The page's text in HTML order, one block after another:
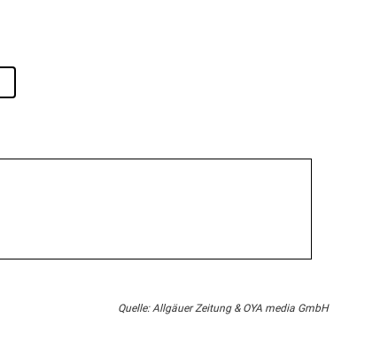
Quelle: Allgäuer Zeitung & OYA media GmbH